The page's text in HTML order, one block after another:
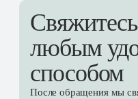
любым
способом
После обращения мы